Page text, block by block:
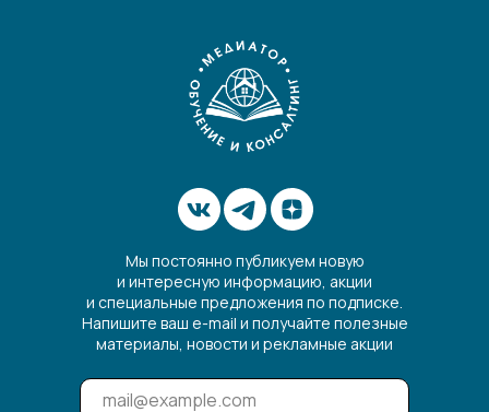
Мы постоянно публикуем новую
и интересную информацию, акции
и специальные предложения по подписке.
Напишите ваш e-mail и получайте полезные
материалы, новости и рекламные акции